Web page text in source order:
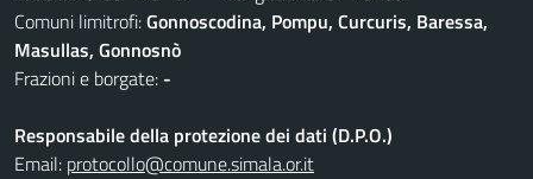
Comuni limitrofi:Gonnoscodina, Pompu, Curcuris, Baressa,
Masullas, Gonnosnò
Frazioni e borgate: -
Responsabile della protezione dei dati (D.P.O.)
Email: protocollo@comune.simala.or.it